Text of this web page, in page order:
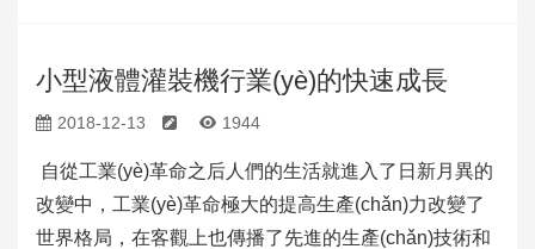
小型液體灌裝機行業(yè)的快速成長
2018-12-13 1944
自從工業(yè)革命之后人們的生活就進入了日新月異的
改變中，工業(yè)革命極大的提高生產(chǎn)力改變了
世界格局，在客觀上也傳播了先進的生產(chǎn)技術和